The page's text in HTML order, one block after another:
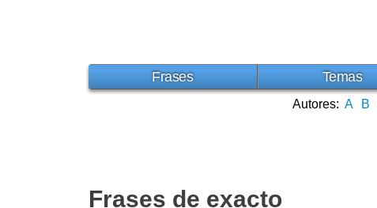
Frases Temas
Autores: A B
Frases de exacto